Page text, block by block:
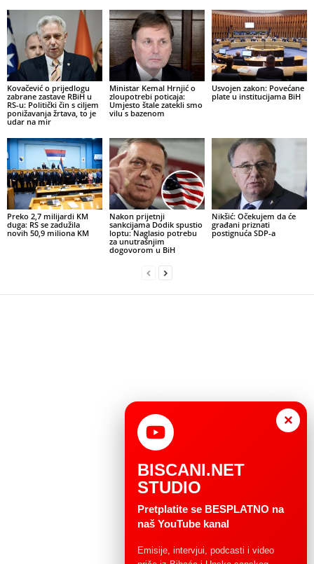
Kovačević o prijedlogu
zabrane zastave RBiH u
RS-u: Politički čin s ciljem
ponižavanja žrtava, to je
udar na mir
Ministar Kemal Hrnjić o
zloupotrebi poticaja:
Umjesto štale zatekli smo
vilu s bazenom
Usvojen zakon: Povećane
plate u institucijama BiH
Preko 2,7 milijardi KM
duga: RS se zadužila
novih 50,9 miliona KM
Nakon prijetnji
sankcijama Dodik spustio
loptu: Naglasio potrebu
za unutrašnjim
dogovorom u BiH
Nikšić: Očekujem da će
građani priznati
postignuća SDP-a
×
BISCANI.NET
STUDIO
Pretplatite se BESPLATNO na
naš YouTube kanal
Emisije, intervjui, podcasti i video